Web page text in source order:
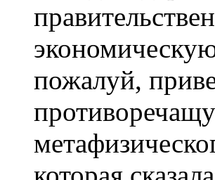
пожалуй,